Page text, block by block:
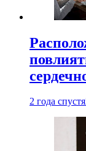
2 года спустя